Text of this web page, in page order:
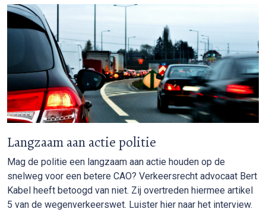
Langzaam aan actie politie
Mag de politie een langzaam aan actie houden op de
snelweg voor een betere CAO? Verkeersrecht advocaat Bert
Kabel heeft betoogd van niet. Zij overtreden hiermee artikel
5 van de wegenverkeerswet. Luister hier naar het interview.